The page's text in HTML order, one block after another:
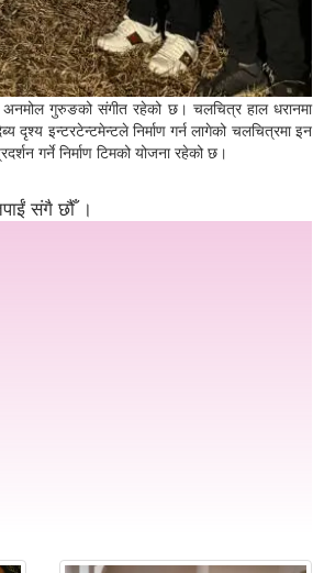
अनमोल गुरुङको संगीत रहेको छ। चलचित्र हाल धरानमा
इन्टरटेन्टमेन्टले निर्माण गर्न लागेको चलचित्रमा इन
गर्ने निर्माण टिमको योजना रहेको छ।
संगै छौँ ।